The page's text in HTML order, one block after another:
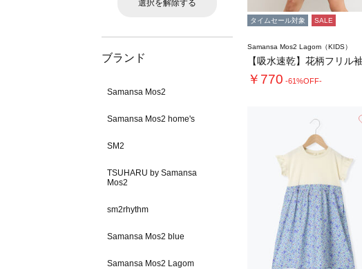
選択を解除する
ブランド
Samansa Mos2
Samansa Mos2 home's
SM2
TSUHARU by Samansa
Mos2
sm2rhythm
Samansa Mos2 blue
Samansa Mos2 Lagom
タイムセール対象 SALE
Samansa Mos2 Lagom（KIDS）
￥770 -61%OFF-